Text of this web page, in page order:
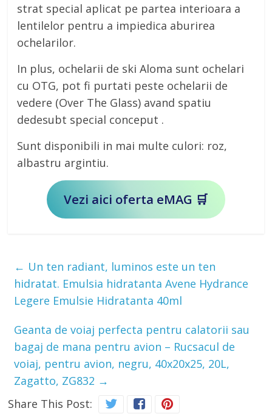
strat special aplicat pe partea interioara a
lentilelor pentru a impiedica aburirea
ochelarilor.
In plus, ochelarii de ski Aloma sunt ochelari
cu OTG, pot fi purtati peste ochelarii de
vedere (Over The Glass) avand spatiu
dedesubt special conceput .
Sunt disponibili in mai multe culori: roz,
albastru argintiu.
Vezi aici oferta eMAG 🛒
← Un ten radiant, luminos este un ten
hidratat. Emulsia hidratanta Avene Hydrance
Legere Emulsie Hidratanta 40ml
Geanta de voiaj perfecta pentru calatorii sau
bagaj de mana pentru avion – Rucsacul de
voiaj, pentru avion, negru, 40x20x25, 20L,
Zagatto, ZG832 →
Share This Post: